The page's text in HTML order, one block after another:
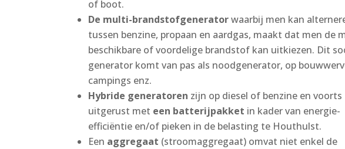
of boot.
De multi-brandstofgeneratorwaarbij men kan
tussen benzine, propaan en aardgas, maakt dat men de
beschikbare of voordelige brandstof kan uitkiezen. Dit
generator komt van pas als noodgenerator, op
campings enz.
Hybride generatoren zijn op diesel of benzine en voorts
uitgerust met een batterijpakket in kader van energie-
efficiëntie en/of pieken in de belasting te Houthulst.
Een aggregaat (stroomaggregaat) omvat niet enkel de